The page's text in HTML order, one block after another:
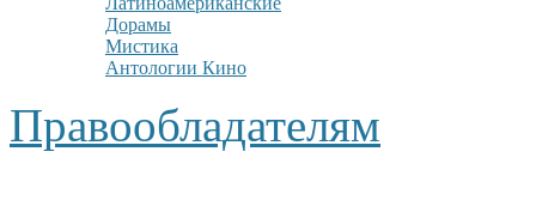
Дорамы
Мистика
Антологии Кино
Правообладателям